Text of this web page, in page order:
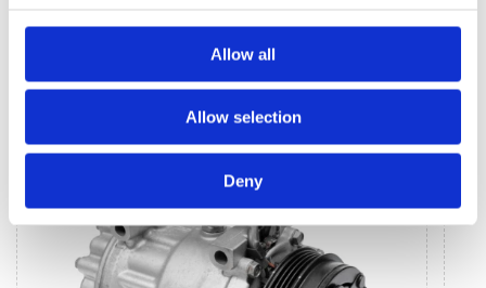
Allow all
Allow selection
Deny
КЛІМАТИЗАЦІЯ ДЛЯBMW 3